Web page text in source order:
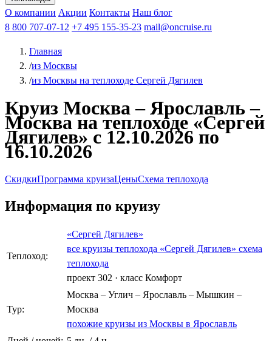
Чебоксарыиз Волгоградаиз Саратова Все города
КазаньВ Нижний НовгородВ ПермьВ Ростов-на-Дону
РыбинскНа СоловкиНа ВалаамПо ОкеПо Енисею
Афанасий Никитин Октябрьская революция
ФединАлександр СвешниковИван
МироновА.С.Попов
О компании Акции Контакты Наш блог
8 800 707-07-12 +7 495 155-35-23 mail@oncruise.ru
Главная
/из Москвы
/из Москвы на теплоходе Сергей Дягилев
Круиз Москва – Ярославль –
Москва на теплоходе «Сергей
Дягилев» с 12.10.2026 по
16.10.2026
СкидкиПрограмма круизаЦеныСхема теплохода
Информация по круизу
Теплоход:
«Сергей Дягилев»
все круизы теплохода «Сергей Дягилев» схема
теплохода
проект 302 · класс Комфорт
Тур:
Москва – Углич – Ярославль – Мышкин –
Москва
похожие круизы из Москвы в Ярославль